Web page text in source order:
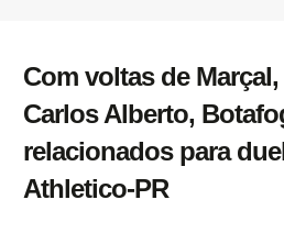
Com voltas de Marçal,
Carlos Alberto,
relacionados para
Athletico-PR